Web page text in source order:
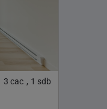
3 cac , 1 sdb